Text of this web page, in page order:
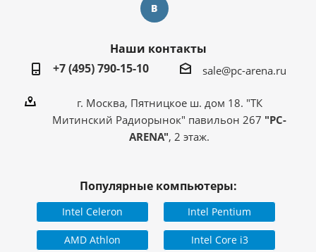
Наши контакты
+7 (495) 790-15-10
sale@pc-arena.ru
г. Москва, Пятницкое ш. дом 18. "ТК
Митинский Радиорынок" павильон 267 "PC-
ARENA", 2 этаж.
Популярные компьютеры:
Intel Celeron Intel Pentium
AMD Athlon Intel Core i3